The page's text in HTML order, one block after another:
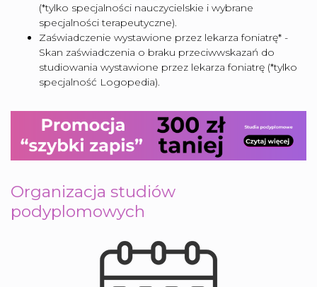
(*tylko specjalności nauczycielskie i wybrane
specjalności terapeutyczne).
Zaświadczenie wystawione przez lekarza foniatrę* -
Skan zaświadczenia o braku przeciwwskazań do
studiowania wystawione przez lekarza foniatrę (*tylko
specjalność Logopedia).
Organizacja studiów
podyplomowych